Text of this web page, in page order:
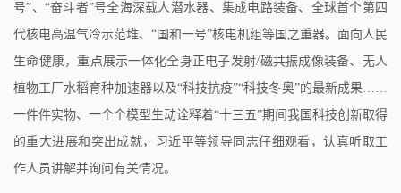
号”、“奋斗者”号全海深载人潜水器、集成电路装备、全球首个第四
代核电高温气冷示范堆、“国和一号”核电机组等国之重器。面向人民
生命健康，重点展示一体化全身正电子发射/磁共振成像装备、无人
植物工厂水稻育种加速器以及“科技抗疫”“科技冬奥”的最新成果……
一件件实物、一个个模型生动诠释着“十三五”期间我国科技创新取得
的重大进展和突出成就，习近平等领导同志仔细观看，认真听取工
作人员讲解并询问有关情况。